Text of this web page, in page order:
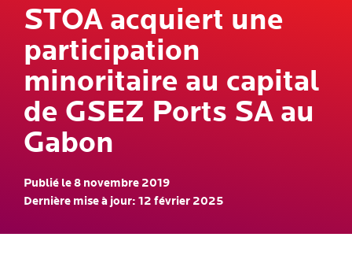
STOA acquiert une
participation
minoritaire au capital
de GSEZ Ports SA au
Gabon
Publié le 8 novembre 2019
Dernière mise à jour: 12 février 2025